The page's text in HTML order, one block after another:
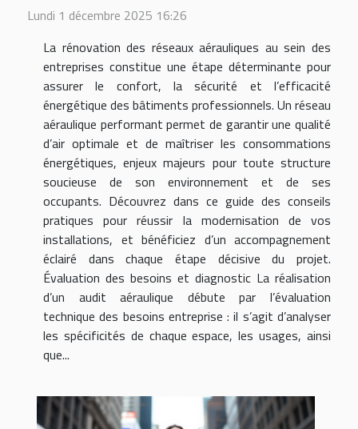
Lundi 1 décembre 2025 16:26
La rénovation des réseaux aérauliques au sein des
entreprises constitue une étape déterminante pour
assurer le confort, la sécurité et l’efficacité
énergétique des bâtiments professionnels. Un réseau
aéraulique performant permet de garantir une qualité
d’air optimale et de maîtriser les consommations
énergétiques, enjeux majeurs pour toute structure
soucieuse de son environnement et de ses
occupants. Découvrez dans ce guide des conseils
pratiques pour réussir la modernisation de vos
installations, et bénéficiez d’un accompagnement
éclairé dans chaque étape décisive du projet.
Évaluation des besoins et diagnostic La réalisation
d’un audit aéraulique débute par l’évaluation
technique des besoins entreprise : il s’agit d’analyser
les spécificités de chaque espace, les usages, ainsi
que...